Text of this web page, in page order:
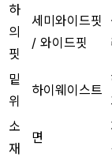
하
의
핏
세미와이드핏
/ 와이드핏
밑
위
하이웨이스트
소
재
면